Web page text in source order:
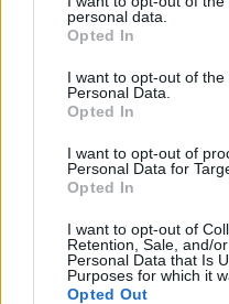
personal data.
Opted In
I want to opt-out of the
Personal Data.
Opted In
I want to opt-out of
Personal Data for
Opted In
I want to opt-out of
Retention, Sale, and/
Personal Data that Is
Purposes for which it
Opted Out
ir sūdyta lašiša – už
Bare „Lietuvos rytas“
kainuoja 9 eurus, pusė
Paprasti bulviniai blynai
porcijos – 4,50 euro.